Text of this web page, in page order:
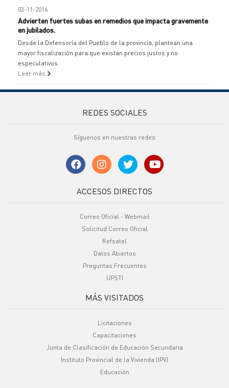
03-11-2016
Advierten fuertes subas en remedios que impacta gravemente
en jubilados.
Desde la Defensoría del Pueblo de la provincia, plantean una
mayor fiscalización para que existan precios justos y no
especulativos.
Leer más
REDES SOCIALES
Síguenos en nuestras redes
ACCESOS DIRECTOS
Correo Oficial - Webmail
Solicitud Correo Oficial
Refsatel
Datos Abiertos
Preguntas Frecuentes
UPSTI
MÁS VISITADOS
Licitaciones
Capacitaciones
Junta de Clasificación de Educación Secundaria
Instituto Provincial de la Vivienda (IPV)
Educación